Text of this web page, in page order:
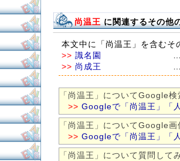
尚温王 に関連するその他
本文中に「尚温王」を含むそ
>> 識名園
>> 尚成王
「尚温王」についてGoogle検
>> Googleで「尚温王」「
「尚温王」についてGoogle
>> Googleで「尚温王」「
「尚温王」について質問して